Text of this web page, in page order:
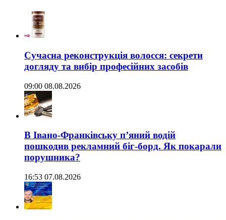
Сучасна реконструкція волосся: секрети
догляду та вибір професійних засобів
09:00 08.08.2026
В Івано-Франківську п’яний водій
пошкодив рекламний біг-борд. Як покарали
порушника?
16:53 07.08.2026